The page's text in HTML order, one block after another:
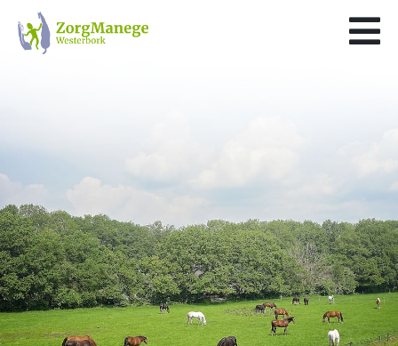
×
Financiering
Wat we bieden
Dagbesteding